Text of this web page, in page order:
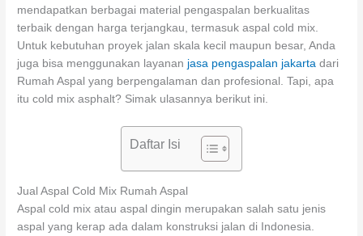
mendapatkan berbagai material pengaspalan berkualitas
terbaik dengan harga terjangkau, termasuk aspal cold mix.
Untuk kebutuhan proyek jalan skala kecil maupun besar, Anda
juga bisa menggunakan layanan jasa pengaspalan jakarta dari
Rumah Aspal yang berpengalaman dan profesional. Tapi, apa
itu cold mix asphalt? Simak ulasannya berikut ini.
Daftar Isi
Jual Aspal Cold Mix Rumah Aspal
Aspal cold mix atau aspal dingin merupakan salah satu jenis
aspal yang kerap ada dalam konstruksi jalan di Indonesia.